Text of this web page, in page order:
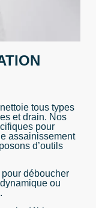
tous types
et drain. Nos
pour
assainissement
d’outils
déboucher
ou